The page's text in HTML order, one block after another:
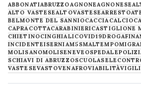
ABBONATIABRUZZOAGNONEAGNONESE
ALTO VASTESEALTOVASTESEARRESTO
BELMONTE DEL SANNIOCACCIACALCIO
CAPRACOTTACARABINIERICASTIGLIONE
CHIETINOCINGHIALICOVID19DROGA
INCIDENTEISERNIAM5SMALTEMPO
MOLISANOMOLISENEVE OSPEDALE
SCHIAVI DI ABRUZZOSCUOLA
VASTESEVASTOVENAFROVIABILITÀVIGILI